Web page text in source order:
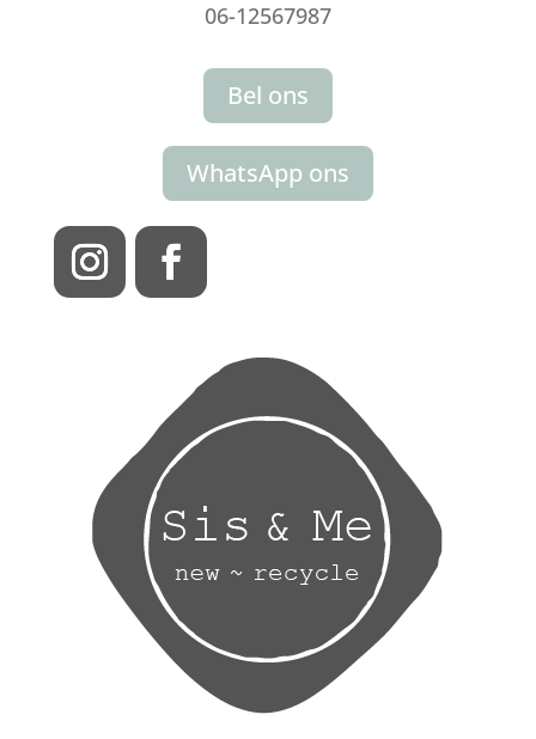
06-12567987
Bel ons
WhatsApp ons